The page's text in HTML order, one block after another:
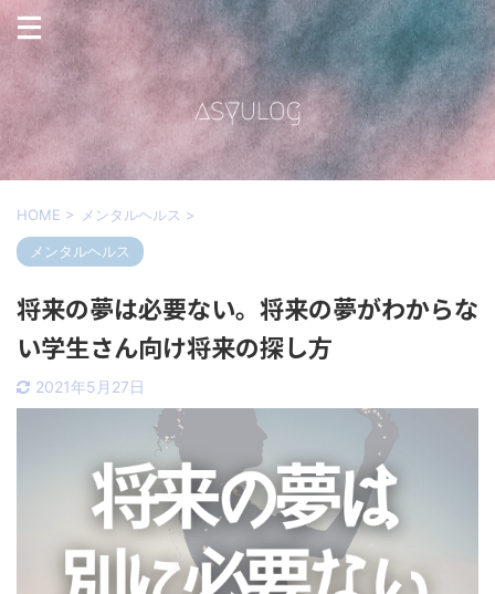
HOME > メンタルヘルス >
メンタルヘルス
将来の夢は必要ない。将来の夢がわからな
い学生さん向け将来の探し方
2021年5月27日